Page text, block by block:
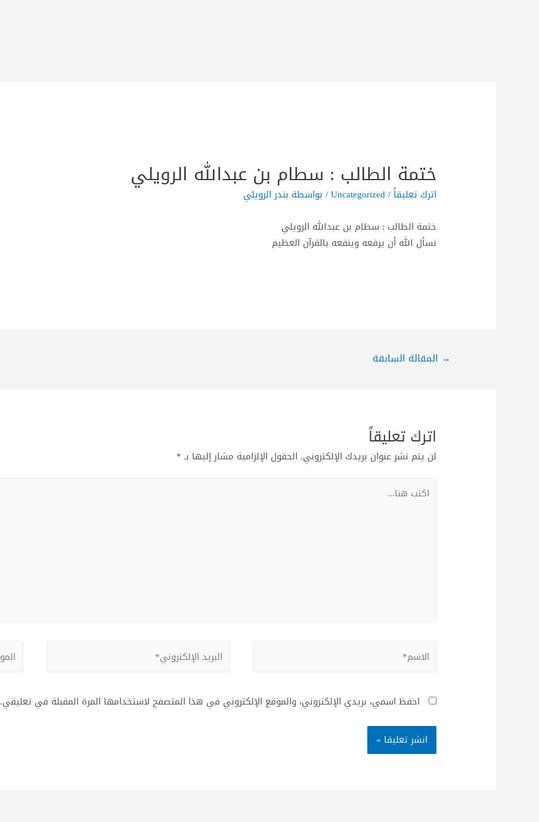
ختمة الطالب : سطام بن عبدالله الرويلي
اترك تعليقاً/
Uncategorized/ بواسطة بندر الرويلي
ختمة الطالب : سطام بن عبدالله الرويلي
‏نسأل الله أن يرفعه وينفعه بالقرآن العظيم
→ المقالة السابقة
اترك تعليقاً
لن يتم نشر عنوان بريدك الإلكتروني. الحقول الإلزامية مشار إليها بـ*
احفظ اسمي، بريدي الإلكتروني، والموقع الإلكتروني في هذا المتصفح لاستخدامها المرة المقبلة في تعليقي.